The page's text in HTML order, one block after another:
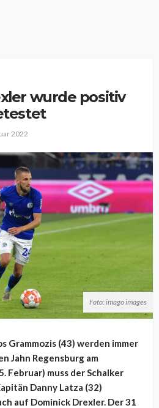
wurde positiv
2022
Foto: imago images
Grammozis (43) werden immer
Jahn Regensburg am
Februar) muss der Schalker
Danny Latza (32)
auf Dominick Drexler. Der 31